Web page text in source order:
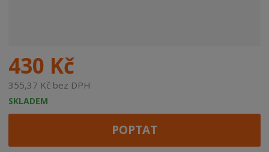
430 Kč
355,37 Kč bez DPH
SKLADEM
POPTAT